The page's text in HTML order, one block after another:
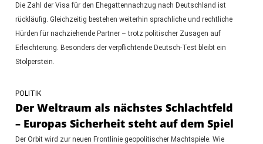
Die Zahl der Visa für den Ehegattennachzug nach Deutschland ist
rückläufig. Gleichzeitig bestehen weiterhin sprachliche und rechtliche
Hürden für nachziehende Partner – trotz politischer Zusagen auf
Erleichterung. Besonders der verpflichtende Deutsch-Test bleibt ein
Stolperstein.
POLITIK
Der Weltraum als nächstes Schlachtfeld
– Europas Sicherheit steht auf dem Spiel
Der Orbit wird zur neuen Frontlinie geopolitischer Machtspiele. Wie